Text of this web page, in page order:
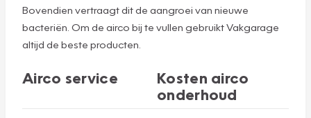
Bovendien vertraagt dit de aangroei van nieuwe
bacteriën. Om de airco bij te vullen gebruikt Vakgarage
altijd de beste producten.
Airco service
Kosten airco
onderhoud